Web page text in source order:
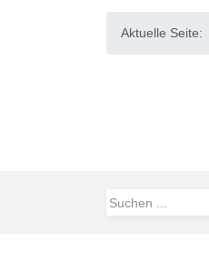
Aktuelle Seite: